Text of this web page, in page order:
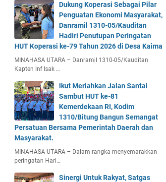
Dukung Koperasi Sebagai Pilar
Penguatan Ekonomi Masyarakat,
Danramil 1310-05/Kauditan
Hadiri Penutupan Peringatan
HUT Koperasi ke-79 Tahun 2026 di Desa Kaima
MINAHASA UTARA – Danramil 1310-05/Kauditan
Kapten Inf Isak …
Ikut Meriahkan Jalan Santai
Sambut HUT ke-81
Kemerdekaan RI, Kodim
1310/Bitung Bangun Semangat
Persatuan Bersama Pemerintah Daerah dan
Masyarakat.
MINAHASA UTARA – Dalam rangka menyemarakkan
peringatan Hari…
Sinergi Untuk Rakyat, Satgas